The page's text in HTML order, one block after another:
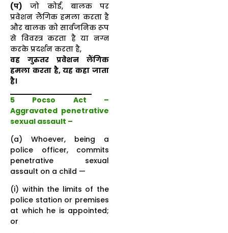
(प) जो कोई, बालक पर
प्रवेशन लैंगिक हमला करता है
और बालक को सार्वजनिक रूप
से विवस्त्र करता है या नग्न
करके प्रदर्शन करता है,
वह गुरुतर प्रवेशन लैंगिक
हमला करता है, यह कहा जाता
है।
5 Pocso Act –
Aggravated penetrative
sexual assault –
(a) Whoever, being a
police officer, commits
penetrative sexual
assault on a child —
(i) within the limits of the
police station or premises
at which he is appointed;
or